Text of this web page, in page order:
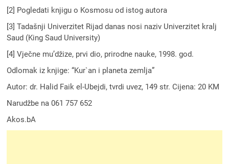
[2] Pogledati knjigu o Kosmosu od istog autora
[3] Tadašnji Univerzitet Rijad danas nosi naziv Univerzitet kralj
Saud (King Saud University)
[4] Vječne mu’džize, prvi dio, prirodne nauke, 1998. god.
Odlomak iz knjige: “Kur`an i planeta zemlja”
Autor: dr. Halid Faik el-Ubejdi, tvrdi uvez, 149 str. Cijena: 20 KM
Narudžbe na 061 757 652
Akos.bA